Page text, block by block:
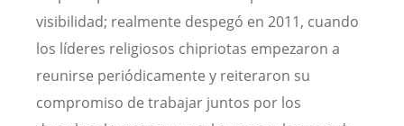
visibilidad; realmente despegó en 2011, cuando
los líderes religiosos chipriotas empezaron a
reunirse periódicamente y reiteraron su
compromiso de trabajar juntos por los